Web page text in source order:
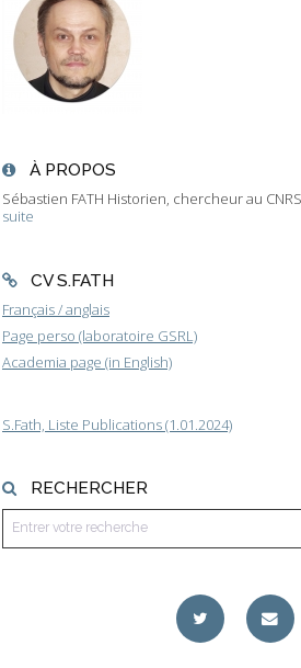
À PROPOS
Sébastien FATH Historien, chercheur au
suite
CV S.FATH
Français / anglais
Page perso (laboratoire GSRL)
Academia page (in English)
S.Fath, Liste Publications (1.01.2024)
RECHERCHER